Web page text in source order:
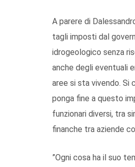
A parere di
tagli imposti dal
idrogeologico senza
anche degli eventuali
aree si sta vivendo. Si
ponga fine a questo
funzionari diversi, tra
finanche tra aziende
”Ogni cosa ha il suo